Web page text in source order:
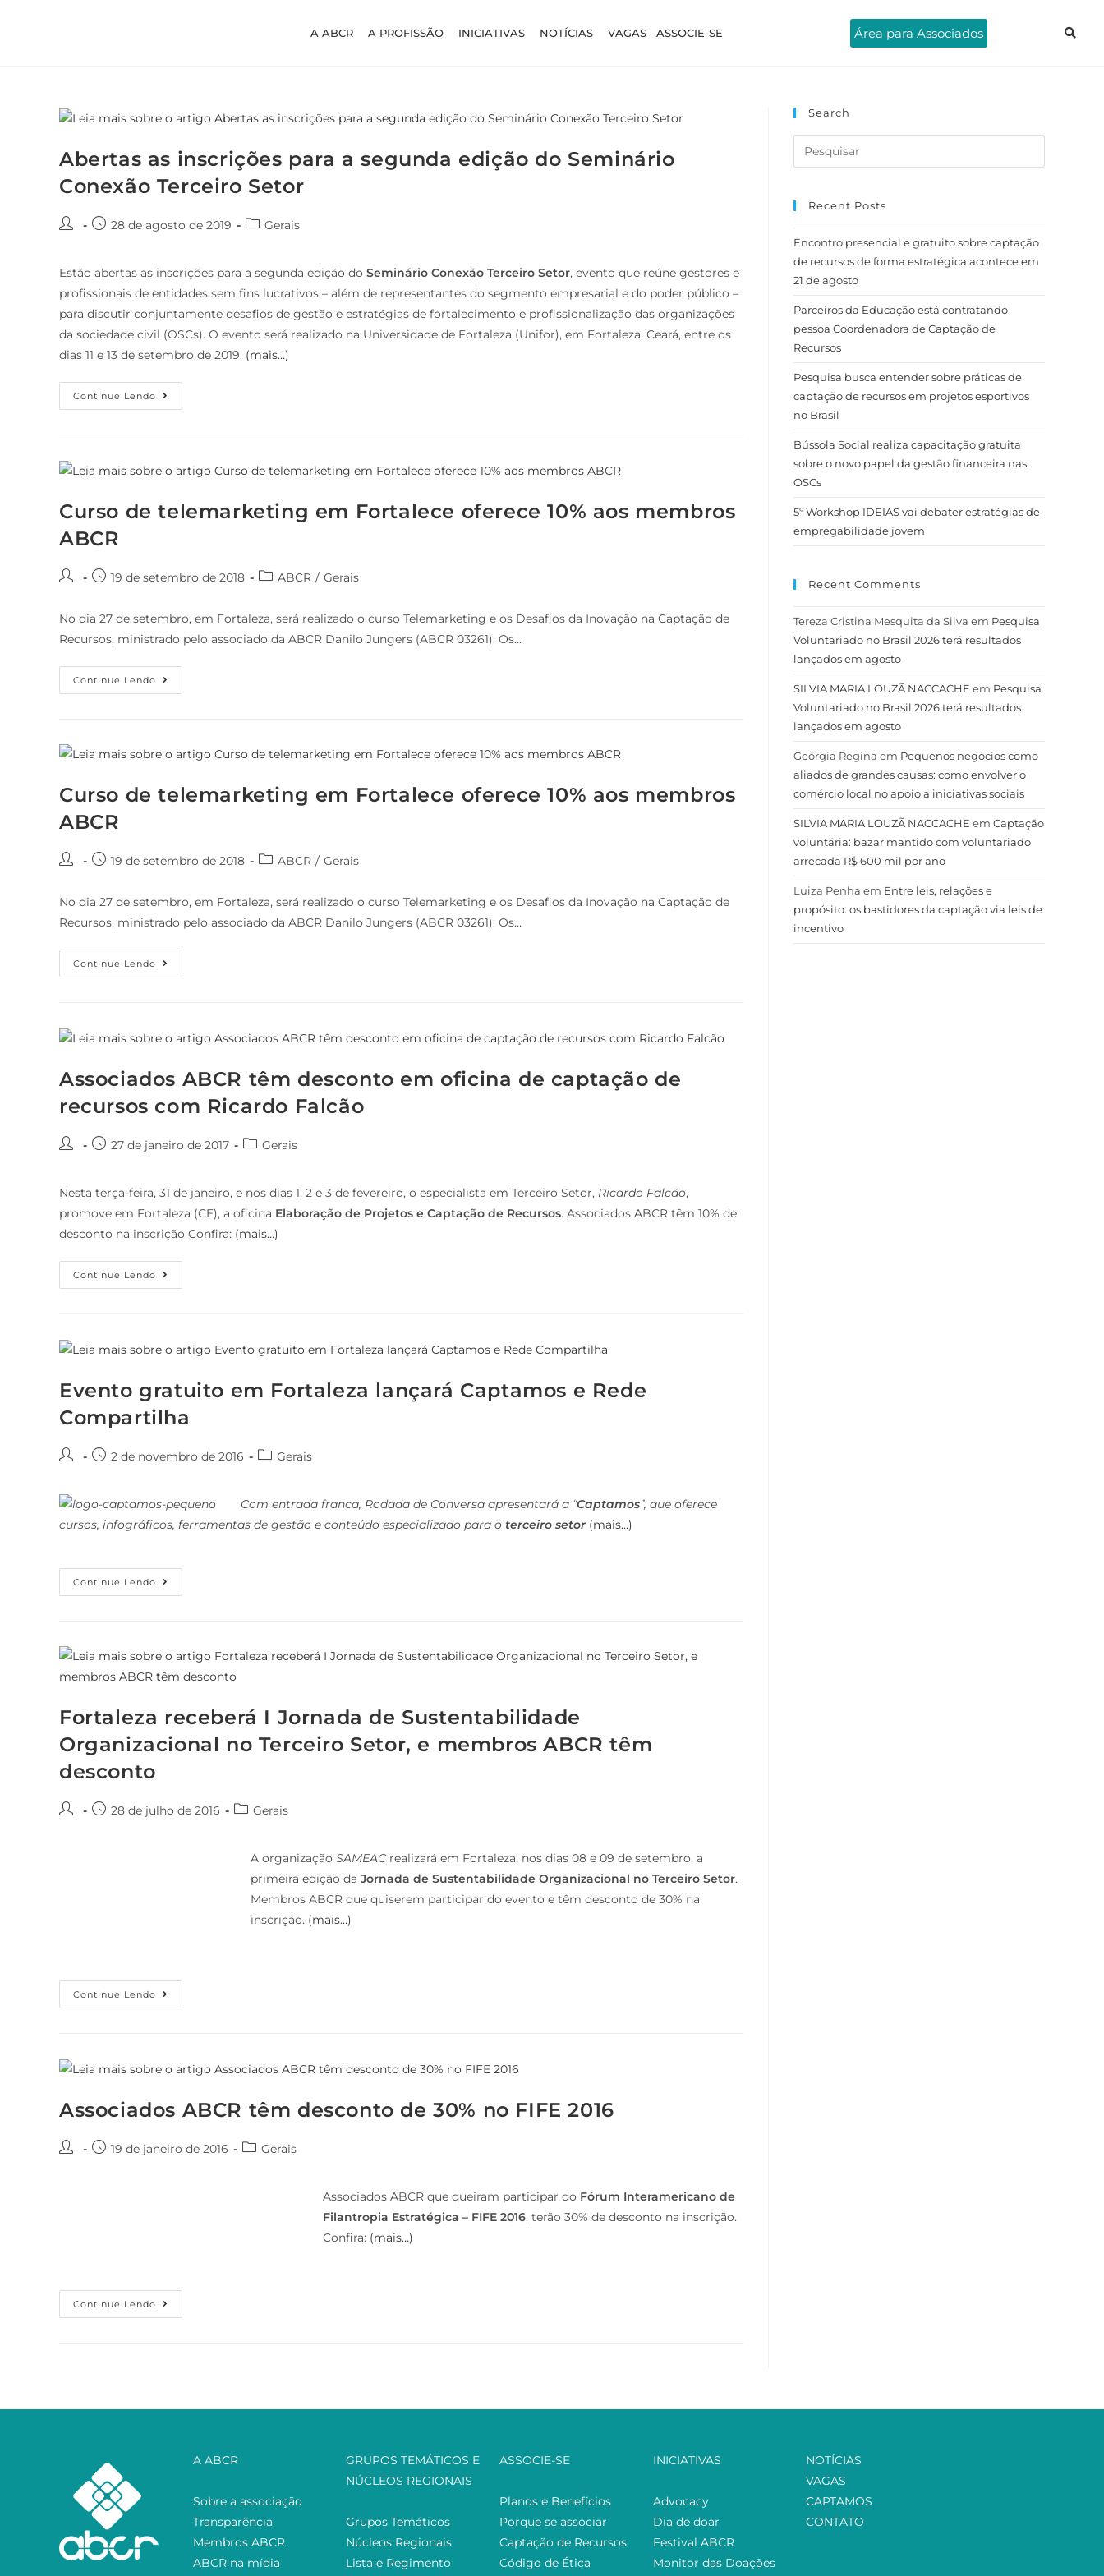
A ABCR A PROFISSÃO INICIATIVAS NOTÍCIAS VAGAS ASSOCIE-SE Área para Associados
Abertas as inscrições para a segunda edição do Seminário
Conexão Terceiro Setor
28 de agosto de 2019 Gerais
Estão abertas as inscrições para a segunda edição do Seminário Conexão Terceiro Setor, evento que reúne gestores e
profissionais de entidades sem fins lucrativos – além de representantes do segmento empresarial e do poder público –
para discutir conjuntamente desafios de gestão e estratégias de fortalecimento e profissionalização das organizações
da sociedade civil (OSCs). O evento será realizado na Universidade de Fortaleza (Unifor), em Fortaleza, Ceará, entre os
dias 11 e 13 de setembro de 2019. (mais…)
Continue Lendo
Curso de telemarketing em Fortalece oferece 10% aos membros
ABCR
19 de setembro de 2018 ABCR / Gerais
No dia 27 de setembro, em Fortaleza, será realizado o curso Telemarketing e os Desafios da Inovação na Captação de
Recursos, ministrado pelo associado da ABCR Danilo Jungers (ABCR 03261). Os…
Continue Lendo
Curso de telemarketing em Fortalece oferece 10% aos membros
ABCR
19 de setembro de 2018 ABCR / Gerais
No dia 27 de setembro, em Fortaleza, será realizado o curso Telemarketing e os Desafios da Inovação na Captação de
Recursos, ministrado pelo associado da ABCR Danilo Jungers (ABCR 03261). Os…
Continue Lendo
Associados ABCR têm desconto em oficina de captação de
recursos com Ricardo Falcão
27 de janeiro de 2017 Gerais
Nesta terça-feira, 31 de janeiro, e nos dias 1, 2 e 3 de fevereiro, o especialista em Terceiro Setor, Ricardo Falcão,
promove em Fortaleza (CE), a oficina Elaboração de Projetos e Captação de Recursos. Associados ABCR têm 10% de
desconto na inscrição Confira: (mais…)
Continue Lendo
Evento gratuito em Fortaleza lançará Captamos e Rede
Compartilha
2 de novembro de 2016 Gerais
Com entrada franca, Rodada de Conversa apresentará a “Captamos”, que oferece
cursos, infográficos, ferramentas de gestão e conteúdo especializado para o terceiro setor (mais…)
Continue Lendo
Fortaleza receberá I Jornada de Sustentabilidade
Organizacional no Terceiro Setor, e membros ABCR têm
desconto
28 de julho de 2016 Gerais
A organização SAMEAC realizará em Fortaleza, nos dias 08 e 09 de setembro, a
primeira edição da Jornada de Sustentabilidade Organizacional no Terceiro Setor.
Membros ABCR que quiserem participar do evento e têm desconto de 30% na
inscrição. (mais…)
Continue Lendo
Associados ABCR têm desconto de 30% no FIFE 2016
19 de janeiro de 2016 Gerais
Associados ABCR que queiram participar do Fórum Interamericano de
Filantropia Estratégica – FIFE 2016, terão 30% de desconto na inscrição.
Confira: (mais…)
Continue Lendo
Search
Recent Posts
Encontro presencial e gratuito sobre captação
de recursos de forma estratégica acontece em
21 de agosto
Parceiros da Educação está contratando
pessoa Coordenadora de Captação de
Recursos
Pesquisa busca entender sobre práticas de
captação de recursos em projetos esportivos
no Brasil
Bússola Social realiza capacitação gratuita
sobre o novo papel da gestão financeira nas
OSCs
5º Workshop IDEIAS vai debater estratégias de
empregabilidade jovem
Recent Comments
Tereza Cristina Mesquita da Silva em Pesquisa
Voluntariado no Brasil 2026 terá resultados
lançados em agosto
SILVIA MARIA LOUZÃ NACCACHE em Pesquisa
Voluntariado no Brasil 2026 terá resultados
lançados em agosto
Geórgia Regina em Pequenos negócios como
aliados de grandes causas: como envolver o
comércio local no apoio a iniciativas sociais
SILVIA MARIA LOUZÃ NACCACHE em Captação
voluntária: bazar mantido com voluntariado
arrecada R$ 600 mil por ano
Luiza Penha em Entre leis, relações e
propósito: os bastidores da captação via leis de
incentivo
A ABCR
Sobre a associação
Transparência
Membros ABCR
ABCR na mídia
GRUPOS TEMÁTICOS E
NÚCLEOS REGIONAIS
Grupos Temáticos
Núcleos Regionais
Lista e Regimento
ASSOCIE-SE
Planos e Benefícios
Porque se associar
Captação de Recursos
Código de Ética
INICIATIVAS
Advocacy
Dia de doar
Festival ABCR
Monitor das Doações
NOTÍCIAS
VAGAS
CAPTAMOS
CONTATO